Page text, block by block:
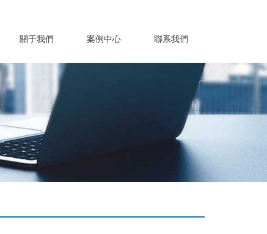
關于我們 案例中心 聯系我們